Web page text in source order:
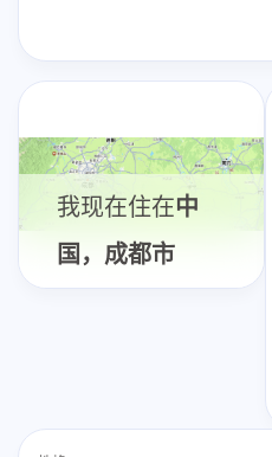
我现在住在中
国，成都市